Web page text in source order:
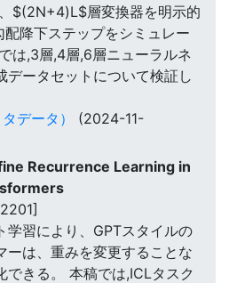
$(2N+4)L$層変換器を明示的
降下ステップをシミュレー
は,3層,4層,6層ニューラルネ
データセットについて検証し
データ）
(2024-11-
Recurrence Learning in
学習により、GPTスタイルの
ーは、重みを変更することな
できる。 本稿では,ICLタスク